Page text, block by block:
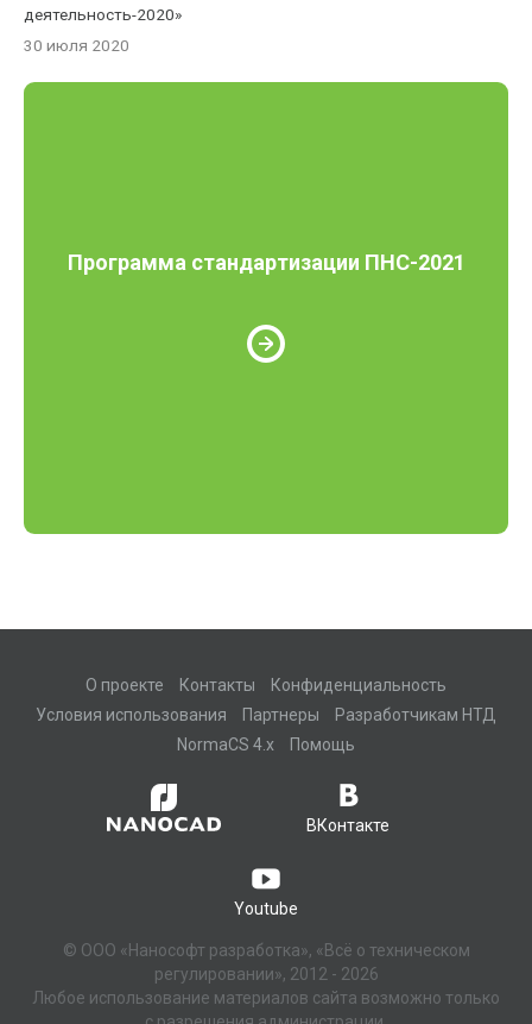
деятельность-2020»
30 июля 2020
Программа стандартизации ПНС-2021
О проекте Контакты
Конфиденциальность
Условия использования
Партнеры
Разработчикам НТД
NormaCS 4.x
Помощь
ВКонтакте
Youtube
© ООО «Нанософт разработка», «Всё о техническом
регулировании», 2012 - 2026
Любое использование материалов сайта возможно только